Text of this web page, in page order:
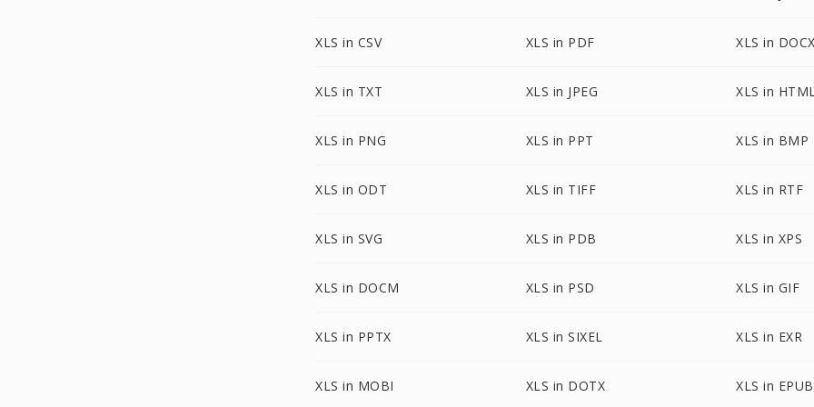
XLS in CSV XLS in PDF XLS in
XLS in TXT XLS in JPEG XLS in
XLS in PNG XLS in PPT XLS in BMP
XLS in ODT XLS in TIFF XLS in RTF
XLS in SVG XLS in PDB XLS in XPS
XLS in DOCM XLS in PSD XLS in GIF
XLS in PPTX XLS in SIXEL XLS in EXR
XLS in MOBI XLS in DOTX XLS in EPUB